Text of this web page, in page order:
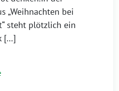
„Weihnachten bei
steht plötzlich ein
[…]